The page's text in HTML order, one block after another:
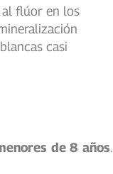
al flúor en los
casi
de 8 años.